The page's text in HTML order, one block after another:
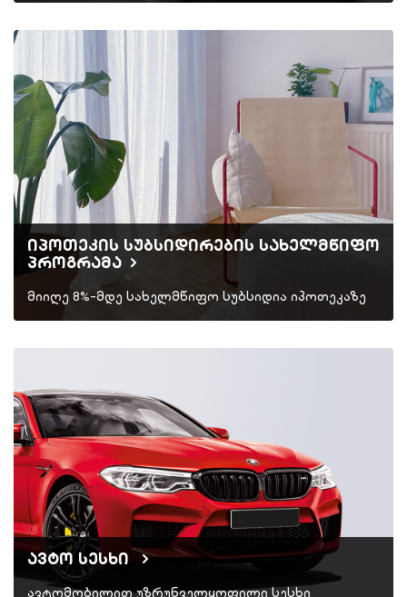
იპოთეკის სუბსიდირების სახელმწიფო
პროგრამა
მიიღე 8%-მდე სახელმწიფო სუბსიდია იპოთეკაზე
ავტო სესხი
ავტომობილით უზრუნველყოფილი სესხი